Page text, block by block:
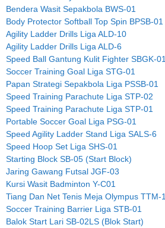
Bendera Wasit Sepakbola BWS-01
Body Protector Softball Top Spin BPSB-01
Agility Ladder Drills Liga ALD-10
Agility Ladder Drills Liga ALD-6
Speed Ball Gantung Kulit Fighter SBGK-01
Soccer Training Goal Liga STG-01
Papan Strategi Sepakbola Liga PSSB-01
Speed Training Parachute Liga STP-02
Speed Training Parachute Liga STP-01
Portable Soccer Goal Liga PSG-01
Speed Agility Ladder Stand Liga SALS-6
Speed Hoop Set Liga SHS-01
Starting Block SB-05 (Start Block)
Jaring Gawang Futsal JGF-03
Kursi Wasit Badminton Y-C01
Tiang Dan Net Tenis Meja Olympus TTM-1
Soccer Training Barrier Liga STB-01
Balok Start Lari SB-02LS (Blok Start)